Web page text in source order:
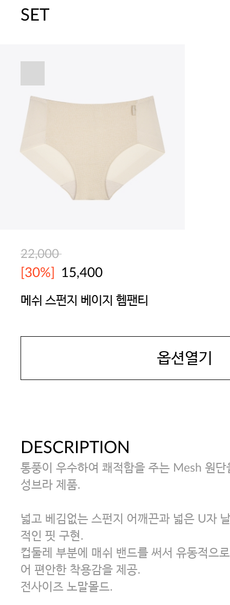
SET
22,000
[30%] 15,400
메쉬 스펀지 베이지 헴팬티
옵션열기
DESCRIPTION
통풍이 우수하여 쾌적함을 주는 Mesh 원
성브라 제품.
넓고 베김없는 스펀지 어깨끈과 넓은 U자
적인 핏 구현.
컵둘레 부분에 매쉬 밴드를 써서 유동적으
어 편안한 착용감을 제공.
전사이즈 노말몰드.